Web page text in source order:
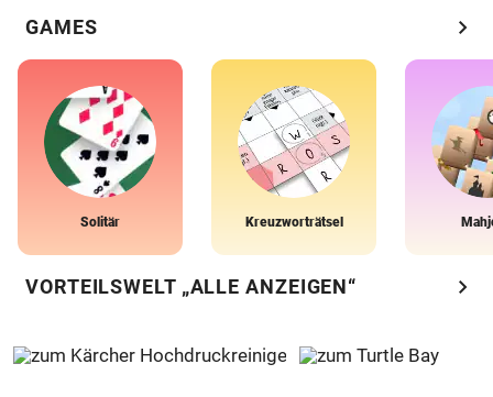
GAMES chevron_right
Solitär Kreuzworträtsel
VORTEILSWELT „ALLE ANZEIGEN“ chevron_right